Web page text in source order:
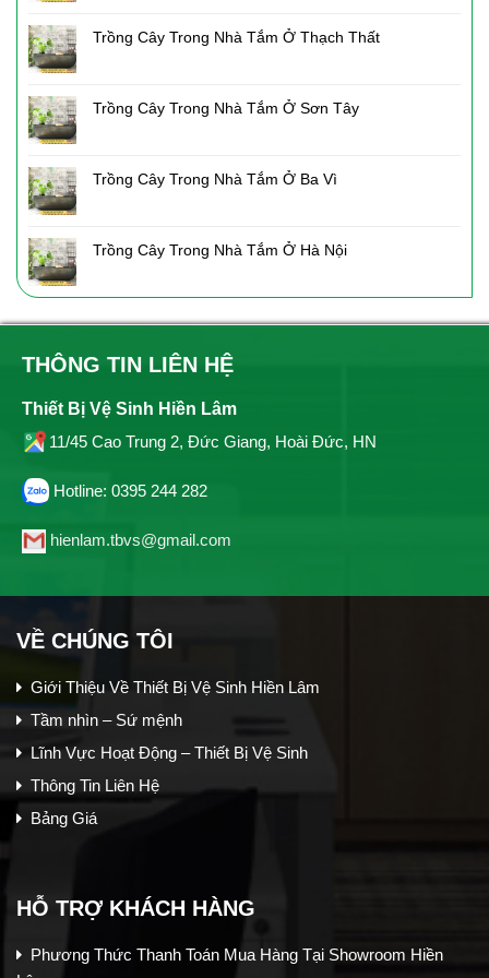
Trồng Cây Trong Nhà Tắm Ở Thạch Thất
Trồng Cây Trong Nhà Tắm Ở Sơn Tây
Trồng Cây Trong Nhà Tắm Ở Ba Vì
Trồng Cây Trong Nhà Tắm Ở Hà Nội
THÔNG TIN LIÊN HỆ
Thiết Bị Vệ Sinh Hiền Lâm
11/45 Cao Trung 2, Đức Giang, Hoài Đức, HN
Hotline: 0395 244 282
hienlam.tbvs@gmail.com
VỀ CHÚNG TÔI
Giới Thiệu Về Thiết Bị Vệ Sinh Hiền Lâm
Tầm nhìn – Sứ mệnh
Lĩnh Vực Hoạt Động – Thiết Bị Vệ Sinh
Thông Tin Liên Hệ
Bảng Giá
HỖ TRỢ KHÁCH HÀNG
Phương Thức Thanh Toán Mua Hàng Tại Showroom Hiền